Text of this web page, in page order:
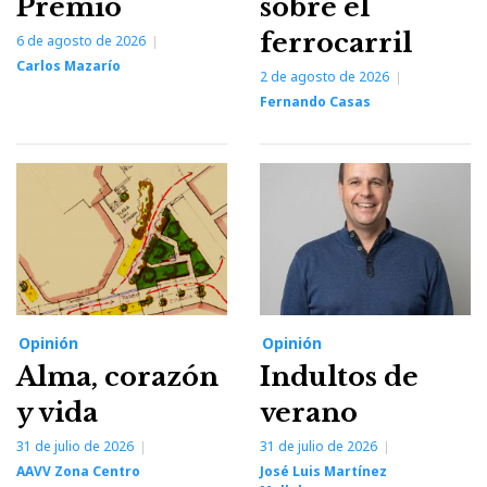
Premio
6 de agosto de 2026
Carlos Mazarío
sobre el
ferrocarril
2 de agosto de 2026
Fernando Casas
Opinión
Alma, corazón
y vida
31 de julio de 2026
AAVV Zona Centro
Opinión
Indultos de
verano
31 de julio de 2026
José Luis Martínez